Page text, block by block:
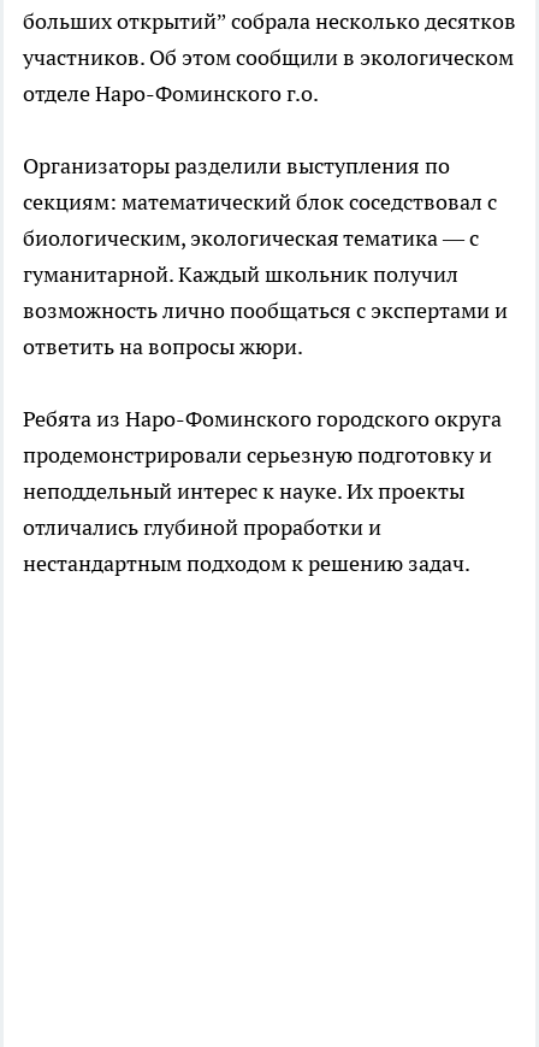
больших открытий” собрала несколько десятков
участников. Об этом сообщили в экологическом
отделе Наро-Фоминского г.о.
Организаторы разделили выступления по
секциям: математический блок соседствовал с
биологическим, экологическая тематика — с
гуманитарной. Каждый школьник получил
возможность лично пообщаться с экспертами и
ответить на вопросы жюри.
Ребята из Наро-Фоминского городского округа
продемонстрировали серьезную подготовку и
неподдельный интерес к науке. Их проекты
отличались глубиной проработки и
нестандартным подходом к решению задач.